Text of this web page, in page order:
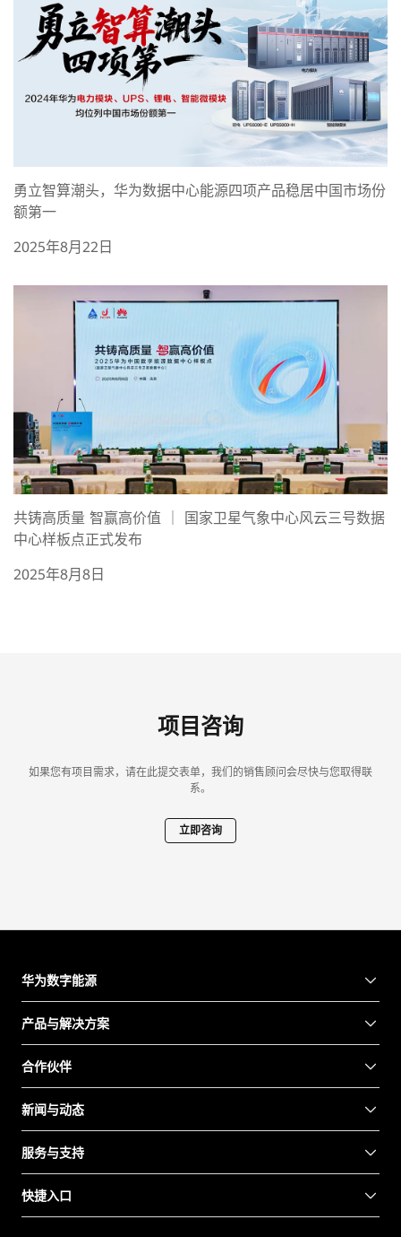
勇立智算潮头，华为数据中心能源四项产品稳居中国市场份
额第一
2025年8月22日
共铸高质量 智赢高价值 ｜ 国家卫星气象中心风云三号数据
中心样板点正式发布
2025年8月8日
项目咨询
如果您有项目需求，请在此提交表单，我们的销售顾问会尽快与您取得联
系。
立即咨询
华为数字能源
产品与解决方案
合作伙伴
新闻与动态
服务与支持
快捷入口